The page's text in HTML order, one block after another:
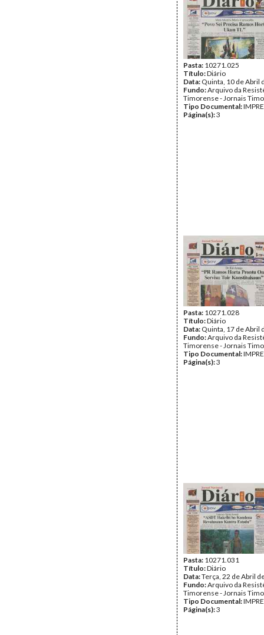
Pasta: 10271.025
Título:Diário
Data: Quinta, 10 de Abril
Fundo:Arquivo da
Timorense - Jornais
Tipo Documental:
Página(s):3
Pasta: 10271.028
Título:Diário
Data: Quinta, 17 de Abril
Fundo:Arquivo da
Timorense - Jornais
Tipo Documental:
Página(s):3
Pasta: 10271.031
Título:Diário
Data:Terça, 22 de Abril
Fundo:Arquivo da
Timorense - Jornais
Tipo Documental:
Página(s):3